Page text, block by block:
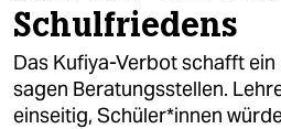
öko
gesellschaft
Schulfriedens
Das Kufiya-Verbot schafft
sagen Beratungsstellen.
einseitig, Schü­le­r*in­nen